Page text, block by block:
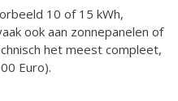
10 of 15 kWh,
ook aan zonnepanelen of
het meest compleet,
Euro).